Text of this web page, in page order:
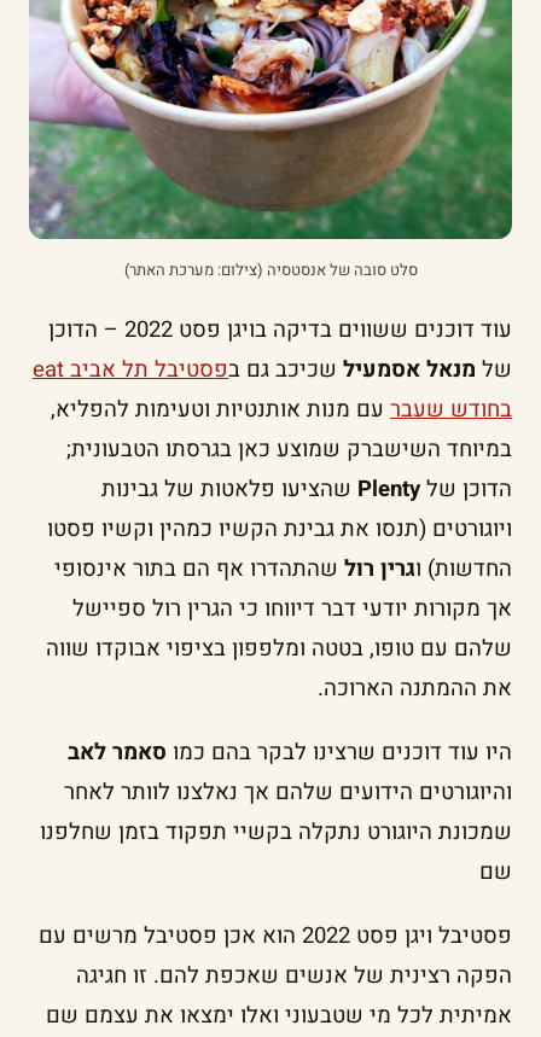
סלט סובה של אנסטסיה (צילום: מערכת האתר)
עוד דוכנים ששווים בדיקה בויגן פסט 2022 – הדוכן
של מנאל אסמעיל שכיכב גם ב
פסטיבל תל אביב eat
בחודש שעבר עם מנות אותנטיות וטעימות להפליא,
במיוחד השישברק שמוצע כאן בגרסתו הטבעונית;
הדוכן שלPlenty שהציעו פלאטות של גבינות
ויוגורטים (תנסו את גבינת הקשיו כמהין וקשיו פסטו
החדשות) וגרין רול שהתהדרו אף הם בתור אינסופי
אך מקורות יודעי דבר דיווחו כי הגרין רול ספיישל
שלהם עם טופו, בטטה ומלפפון בציפוי אבוקדו שווה
את ההמתנה הארוכה.
היו עוד דוכנים שרצינו לבקר בהם כמו סאמר לאב
והיוגורטים הידועים שלהם אך נאלצנו לוותר לאחר
שמכונת היוגורט נתקלה בקשיי תפקוד בזמן שחלפנו
שם
פסטיבל ויגן פסט 2022 הוא אכן פסטיבל מרשים עם
הפקה רצינית של אנשים שאכפת להם. זו חגיגה
אמיתית לכל מי שטבעוני ואלו ימצאו את עצמם שם